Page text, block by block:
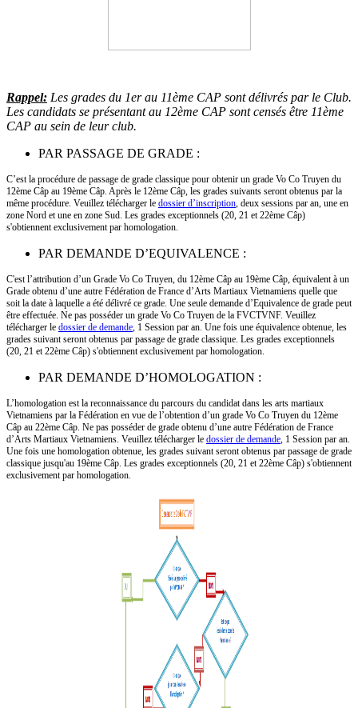
Rappel: Les grades du 1er au 11ème CAP sont délivrés par le Club.
Les candidats se présentant au 12ème CAP sont censés être 11ème
CAP au sein de leur club.
PAR PASSAGE DE GRADE :
C’est la procédure de passage de grade classique pour obtenir un grade Vo Co Truyen du
12ème Câp au 19ème Câp. Après le 12ème Câp, les grades suivants seront obtenus par la
même procédure. Veuillez télécharger le dossier d’inscription , deux sessions par an, une en
zone Nord et une en zone Sud. Les grades exceptionnels (20, 21 et 22ème Câp)
s'obtiennent exclusivement par homologation.
PAR DEMANDE D’EQUIVALENCE :
C'est l’attribution d’un Grade Vo Co Truyen, du 12ème Câp au 19ème Câp, équivalent à un
Grade obtenu d’une autre Fédération de France d’Arts Martiaux Vietnamiens quelle que
soit la date à laquelle a été délivré ce grade. Une seule demande d’Equivalence de grade peut
être effectuée. Ne pas posséder un grade Vo Co Truyen de la FVCTVNF. Veuillez
télécharger le dossier de demande , 1 Session par an. Une fois une équivalence obtenue, les
grades suivant seront obtenus par passage de grade classique. Les grades exceptionnels
(20, 21 et 22ème Câp) s'obtiennent exclusivement par homologation.
PAR DEMANDE D’HOMOLOGATION :
L’homologation est la reconnaissance du parcours du candidat dans les arts martiaux
Vietnamiens par la Fédération en vue de l’obtention d’un grade Vo Co Truyen du 12ème
Câp au 22ème Câp. Ne pas posséder de grade obtenu d’une autre Fédération de France
d’Arts Martiaux Vietnamiens. Veuillez télécharger le dossier de demande , 1 Session par an.
Une fois une homologation obtenue, les grades suivant seront obtenus par passage de grade
classique jusqu'au 19ème Câp. Les grades exceptionnels (20, 21 et 22ème Câp) s'obtiennent
exclusivement par homologation.